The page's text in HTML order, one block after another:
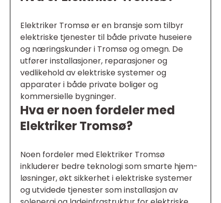
Elektriker Tromsø er en bransje som tilbyr
elektriske tjenester til både private huseiere
og næringskunder i Tromsø og omegn. De
utfører installasjoner, reparasjoner og
vedlikehold av elektriske systemer og
apparater i både private boliger og
kommersielle bygninger.
Hva er noen fordeler med
Elektriker Tromsø?
Noen fordeler med Elektriker Tromsø
inkluderer bedre teknologi som smarte hjem-
løsninger, økt sikkerhet i elektriske systemer
og utvidede tjenester som installasjon av